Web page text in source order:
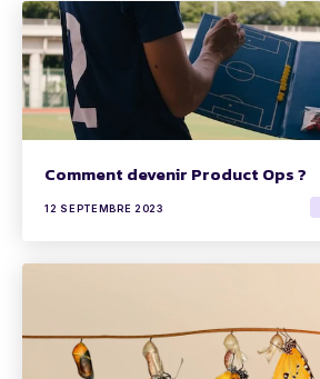
Comment devenir Product Ops ?
12 SEPTEMBRE 2023